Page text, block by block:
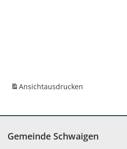
Ansichtausdrucken
Gemeinde Schwaigen